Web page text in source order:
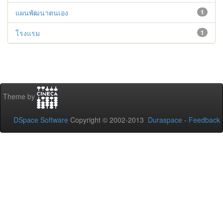
1
แผนพัฒนาตนเอง
1
โรงแรม
Theme by
DSpace Software Copyright © 2002-2013 Duraspace - Feedback